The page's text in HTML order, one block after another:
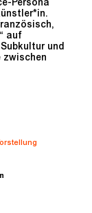
Persona
auf
und
zwischen